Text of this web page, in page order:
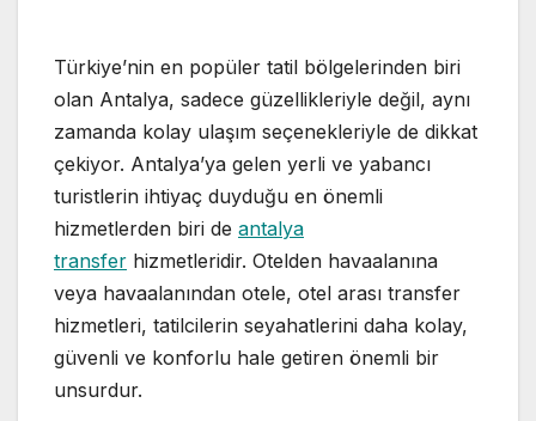
Türkiye’nin en popüler tatil bölgelerinden biri
olan Antalya, sadece güzellikleriyle değil, aynı
zamanda kolay ulaşım seçenekleriyle de dikkat
çekiyor. Antalya’ya gelen yerli ve yabancı
turistlerin ihtiyaç duyduğu en önemli
hizmetlerden biri de antalya
transfer hizmetleridir. Otelden havaalanına
veya havaalanından otele, otel arası transfer
hizmetleri, tatilcilerin seyahatlerini daha kolay,
güvenli ve konforlu hale getiren önemli bir
unsurdur.